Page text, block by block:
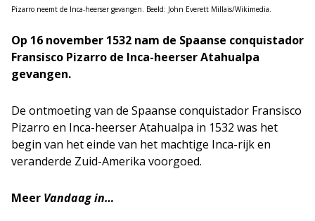
Pizarro neemt de Inca-heerser gevangen. Beeld: John Everett Millais/Wikimedia.
Op 16 november 1532 nam de Spaanse conquistador
Fransisco Pizarro de Inca-heerser Atahualpa
gevangen.
De ontmoeting van de Spaanse conquistador Fransisco
Pizarro en Inca-heerser Atahualpa in 1532 was het
begin van het einde van het machtige Inca-rijk en
veranderde Zuid-Amerika voorgoed.
Meer Vandaag in…